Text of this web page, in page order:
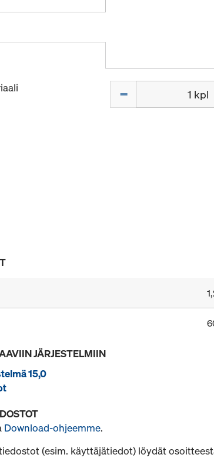
JÄRJESTELMIIN
15,0
Download-ohjeemme.
(esim. käyttäjätiedot) löydät